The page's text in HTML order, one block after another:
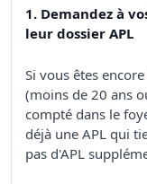
1. Demandez à
leur dossier APL
Si vous êtes encore
(moins de 20 ans
compté dans le
déjà une APL qui
pas d'APL